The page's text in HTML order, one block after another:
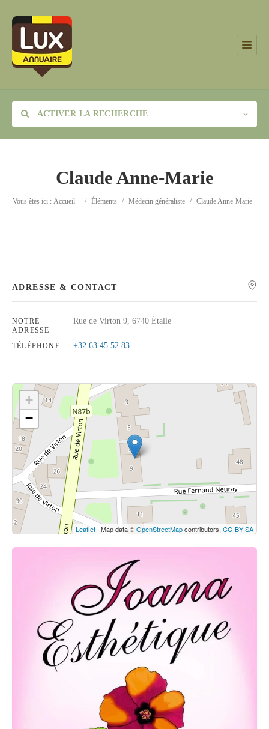
ACTIVER LA RECHERCHE
Catégorie
Claude Anne-Marie
Vous êtes ici : Accueil / Éléments / Médecin généraliste / Claude Anne-Marie
ADRESSE & CONTACT
NOTRE
ADRESSE
Rue de Virton 9, 6740 Étalle
TÉLÉPHONE +32 63 45 52 83
Cliquez sur le bouton pour afficher la carte.
Voir la carte
+
−
Leaflet | Map data ©OpenStreetMapcontributors, CC-BY-SA